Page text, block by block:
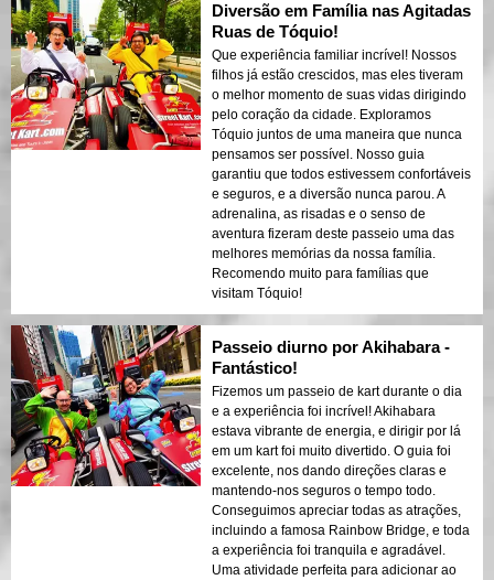
Diversão em Família nas Agitadas
Ruas de Tóquio!
Que experiência familiar incrível! Nossos
filhos já estão crescidos, mas eles tiveram
o melhor momento de suas vidas dirigindo
pelo coração da cidade. Exploramos
Tóquio juntos de uma maneira que nunca
pensamos ser possível. Nosso guia
garantiu que todos estivessem confortáveis
e seguros, e a diversão nunca parou. A
adrenalina, as risadas e o senso de
aventura fizeram deste passeio uma das
melhores memórias da nossa família.
Recomendo muito para famílias que
visitam Tóquio!
Passeio diurno por Akihabara -
Fantástico!
Fizemos um passeio de kart durante o dia
e a experiência foi incrível! Akihabara
estava vibrante de energia, e dirigir por lá
em um kart foi muito divertido. O guia foi
excelente, nos dando direções claras e
mantendo-nos seguros o tempo todo.
Conseguimos apreciar todas as atrações,
incluindo a famosa Rainbow Bridge, e toda
a experiência foi tranquila e agradável.
Uma atividade perfeita para adicionar ao